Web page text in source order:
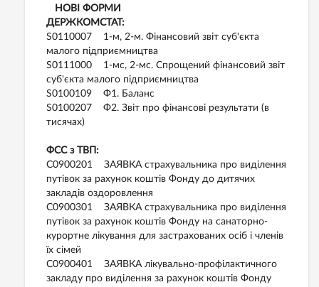
НОВІ ФОРМИ
ДЕРЖКОМСТАТ:
S0110007 1-м, 2-м. Фінансовий звіт суб'єкта
малого підприємництва
S0111000 1-мс, 2-мс. Спрощений фінансовий звіт
суб'єкта малого підприємництва
S0100109 Ф1. Баланс
S0100207 Ф2. Звіт про фінансові результати (в
тисячах)
ФСС з ТВП:
С0900201 ЗАЯВКА страхувальника про виділення
путівок за рахунок коштів Фонду до дитячих
закладів оздоровлення
C0900301 ЗАЯВКА страхувальника про виділення
путівок за рахунок коштів Фонду на санаторно-
курортне лікування для застрахованих осіб і членів
їх сімей
C0900401 ЗАЯВКА лікувально-профілактичного
закладу про виділення за рахунок коштів Фонду